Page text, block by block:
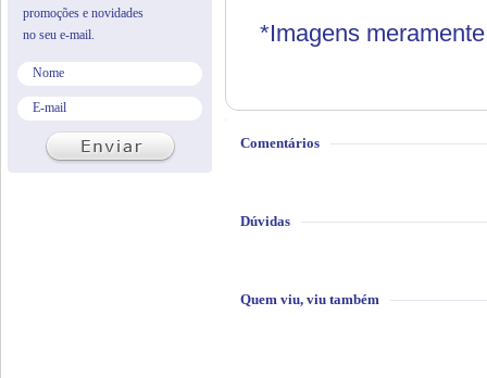
*Imagens
Comentários
Dúvidas
Quem viu, viu também
promoções e novidades
no seu e-mail.